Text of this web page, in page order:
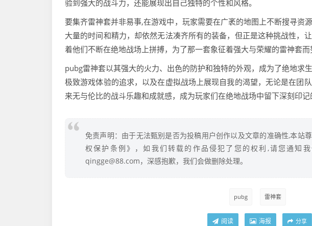
验到强大的战斗力，还能展现出自己独特的个性和风格。
要集齐雷神套并非易事,在游戏中，玩家需要在广袤的地图上不断搜寻资
大量的时间和精力，却依然无法凑齐所有的装备，但正是这种挑战性，
着他们不断在绝地战场上拼搏，为了那一套象征着强大与荣耀的雷神套而
pubg雷神套以其强大的火力、出色的防护和独特的外观，成为了绝地求
极致游戏体验的追求，以及在虚拟战场上展现自我的渴望，无论是在团
来无与伦比的战斗乐趣和成就感，成为玩家们在绝地战场中留下深刻印记
免责声明：由于无法甄别是否为投稿用户创作以及文章的准确性,本站
权保护条例》，如我们转载的作品侵犯了您的权利,请您通知
qingge@88.com，深感抱歉，我们会做删除处理。
pubg 雷神套
阅读 海报 分享